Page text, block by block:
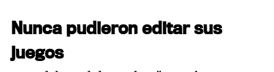
Nunca pudieron editar sus
juegos